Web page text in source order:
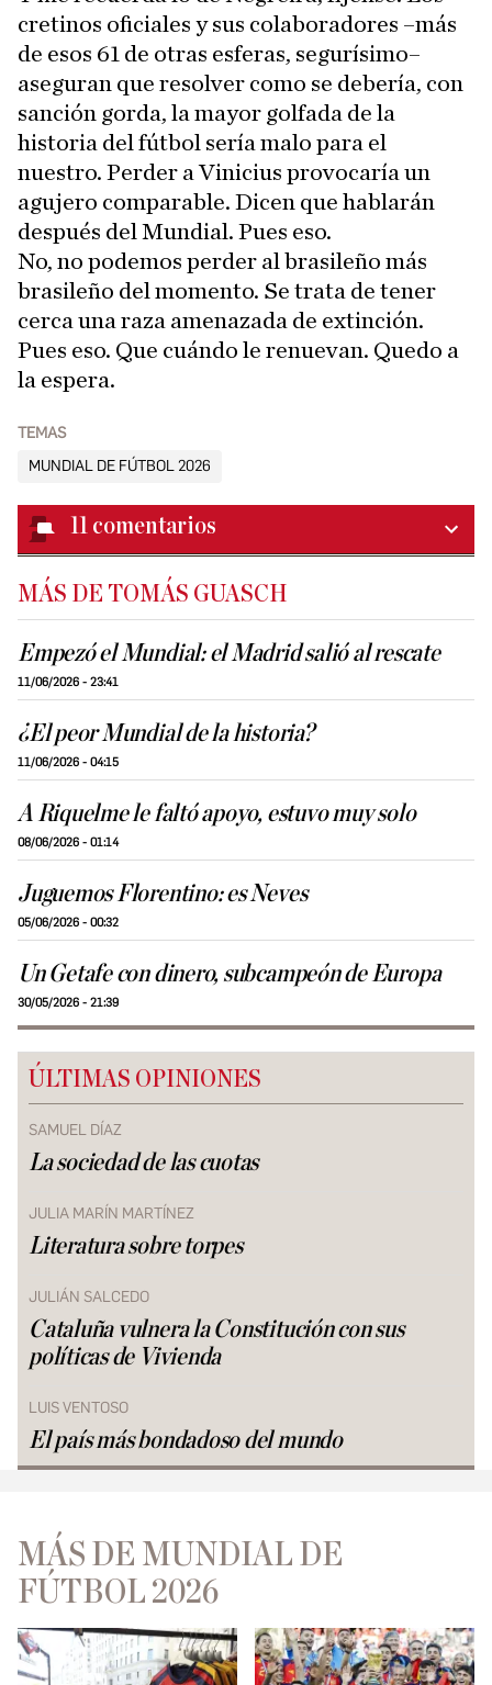
cretinos oficiales y sus colaboradores –más
de esos 61 de otras esferas, segurísimo–
aseguran que resolver como se debería, con
sanción gorda, la mayor golfada de la
historia del fútbol sería malo para el
nuestro. Perder a Vinicius provocaría un
agujero comparable. Dicen que hablarán
después del Mundial. Pues eso.
No, no podemos perder al brasileño más
brasileño del momento. Se trata de tener
cerca una raza amenazada de extinción.
Pues eso. Que cuándo le renuevan. Quedo a
la espera.
TEMAS
MUNDIAL DE FÚTBOL 2026
11 comentarios
MÁS DE TOMÁS GUASCH
Empezó el Mundial: el Madrid salió al rescate
11/06/2026 - 23:41
¿El peor Mundial de la historia?
11/06/2026 - 04:15
A Riquelme le faltó apoyo, estuvo muy solo
08/06/2026 - 01:14
Juguemos Florentino: es Neves
05/06/2026 - 00:32
Un Getafe con dinero, subcampeón de Europa
30/05/2026 - 21:39
ÚLTIMAS OPINIONES
SAMUEL DÍAZ
La sociedad de las cuotas
JULIA MARÍN MARTÍNEZ
Literatura sobre torpes
JULIÁN SALCEDO
Cataluña vulnera la Constitución con sus
políticas de Vivienda
LUIS VENTOSO
El país más bondadoso del mundo
MÁS DE MUNDIAL DE
FÚTBOL 2026